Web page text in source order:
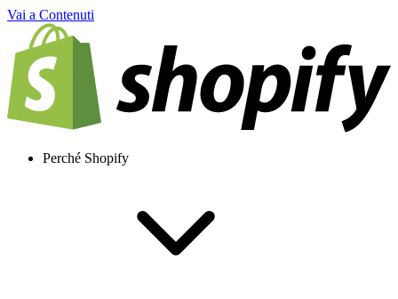
Vai a Contenuti
Perché Shopify